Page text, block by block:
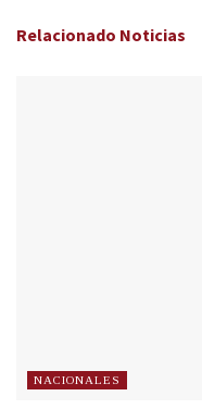
Relacionado Noticias
NACIONALES